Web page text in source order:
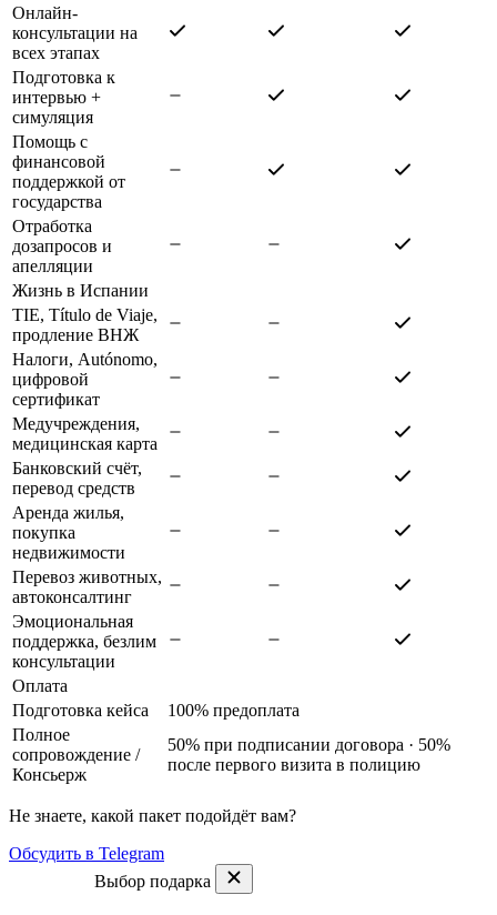
Онлайн-
консультации на
всех этапах
Подготовка к
интервью +
симуляция
Помощь с
финансовой
поддержкой от
государства
Отработка
дозапросов и
апелляции
Жизнь в Испании
TIE, Título de Viaje,
продление ВНЖ
Налоги, Autónomo,
цифровой
сертификат
Медучреждения,
медицинская карта
Банковский счёт,
перевод средств
Аренда жилья,
покупка
недвижимости
Перевоз животных,
автоконсалтинг
Эмоциональная
поддержка, безлим
консультации
Оплата
Подготовка кейса
100% предоплата
Полное
сопровождение /
Консьерж
50% при подписании договора · 50%
после первого визита в полицию
Не знаете, какой пакет подойдёт вам?
Обсудить в Telegram
Выбор подарка